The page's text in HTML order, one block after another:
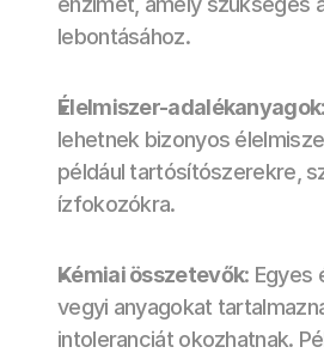
lebontásához.
Élelmiszer-adalékanyagok
lehetnek bizonyos
például tartósítószerekre,
ízfokozókra.
Kémiai összetevők: Egyes
vegyi anyagokat
intoleranciát okozhatnak.